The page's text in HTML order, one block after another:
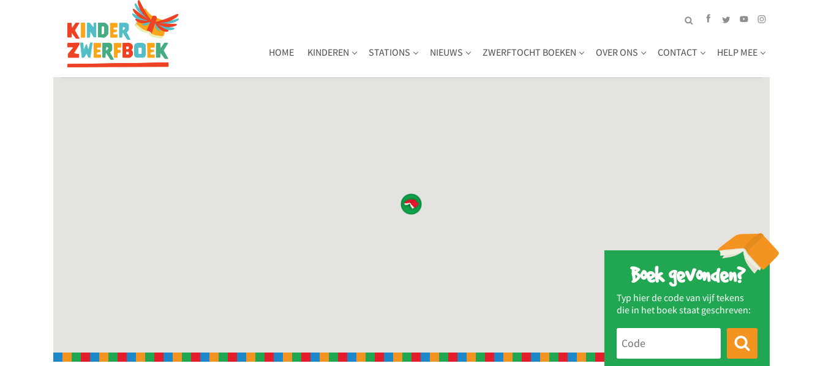
HOME KINDEREN STATIONS NIEUWS ZWERFTOCHT BOEKEN OVER ONS CONTACT HELP MEE
Boek gevonden?
Typ hier de code van vijf tekens
die in het boek staat geschreven: